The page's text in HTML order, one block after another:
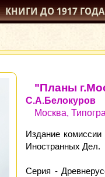
КНИГИ ДО 1917ГОДА
"Планы
С.А.Белокуров
Москва,
Издание
Иностранных Дел.
Серия -